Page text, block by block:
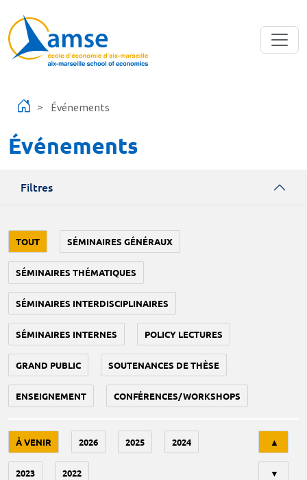
Événements
Événements
Filtres
TOUT SÉMINAIRES GÉNÉRAUX
SÉMINAIRES THÉMATIQUES
SÉMINAIRES INTERDISCIPLINAIRES
SÉMINAIRES INTERNES POLICY LECTURES
GRAND PUBLIC SOUTENANCES DE THÈSE
ENSEIGNEMENT CONFÉRENCES/WORKSHOPS
À VENIR 2026 2025 2024
2023 2022
▲
▼